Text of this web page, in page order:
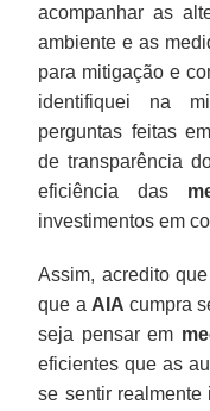
acompanhar as
ambiente e as
para mitigação e
identifiquei na
perguntas feitas
de transparência
eficiência das
investimentos em
Assim, acredito
que a AIA cumpra
seja pensar em
eficientes que as
se sentir realmente